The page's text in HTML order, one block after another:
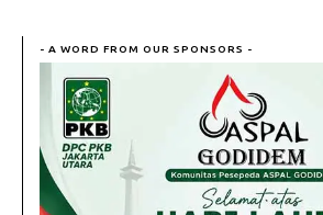
- A WORD FROM OUR SPONSORS -